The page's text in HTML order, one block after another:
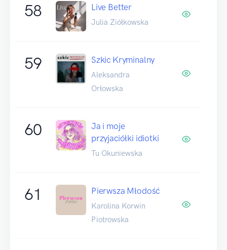
58 Live Better
Julia Ziółkowska
59 Szkic Kryminalny
Aleksandra
Orłowska
60
Ja i moje
przyjaciółki idiotki
Tu Okuniewska
61 Pierwsza Młodość
Karolina Korwin
Piotrowska